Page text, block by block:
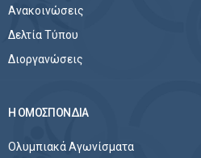
Ανακοινώσεις
Δελτία Τύπου
Διοργανώσεις
Η ΟΜΟΣΠΟΝΔΙΑ
Ολυμπιακά Αγωνίσματα